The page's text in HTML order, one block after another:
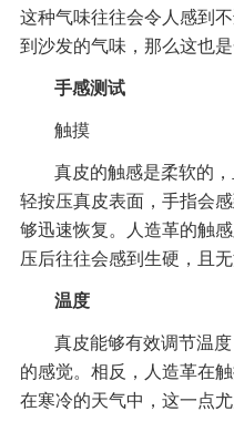
这种气味往往会令人感到
到沙发的气味，那么这也
手感测试
触摸
真皮的触感是柔软的
轻按压真皮表面，手指会
够迅速恢复。人造革的触
压后往往会感到生硬，且无
温度
真皮能够有效调节温
的感觉。相反，人造革在
在寒冷的天气中，这一点尤